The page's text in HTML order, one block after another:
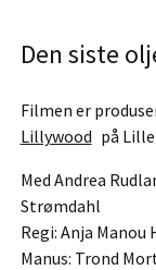
Den siste
Filmen er
Lillywood på
Med Andrea
Strømdahl
Regi: Anja Manou
Manus: Trond